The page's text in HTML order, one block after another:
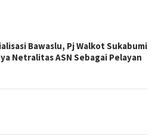
Bawaslu, Pj Walkot Sukabumi
Netralitas ASN Sebagai Pelayan